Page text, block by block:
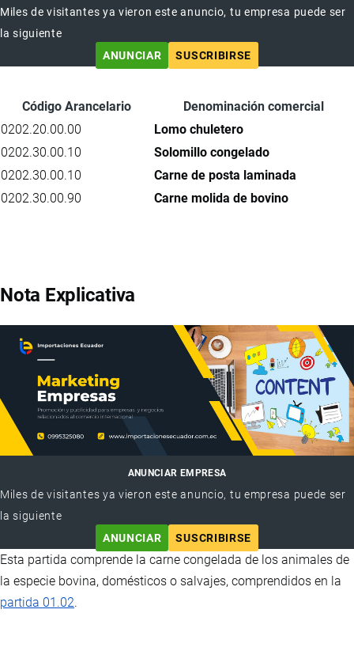
Miles de visitantes ya vieron este anuncio, tu empresa puede ser
la siguiente
ANUNCIAR
SUSCRIBIRSE
Código Arancelario
Denominación comercial
0202.20.00.00
Lomo chuletero
0202.30.00.10
Solomillo congelado
0202.30.00.10
Carne de posta laminada
0202.30.00.90
Carne molida de bovino
Nota Explicativa
ANUNCIAR EMPRESA
Miles de visitantes ya vieron este anuncio, tu empresa puede ser
la siguiente
ANUNCIAR
SUSCRIBIRSE
Esta partida comprende la carne congelada de los animales de
la especie bovina, domésticos o salvajes, comprendidos en la
partida 01.02.